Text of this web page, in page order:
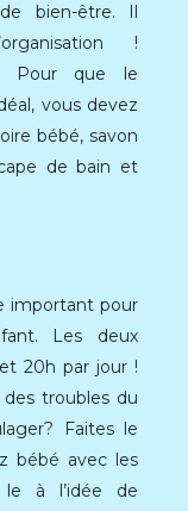
bien-être. Il
!
Pour que le
vous devez
bébé, savon
de bain et
important pour
Les deux
20h par jour !
troubles du
Faites le
bébé avec les
le à l’idée de